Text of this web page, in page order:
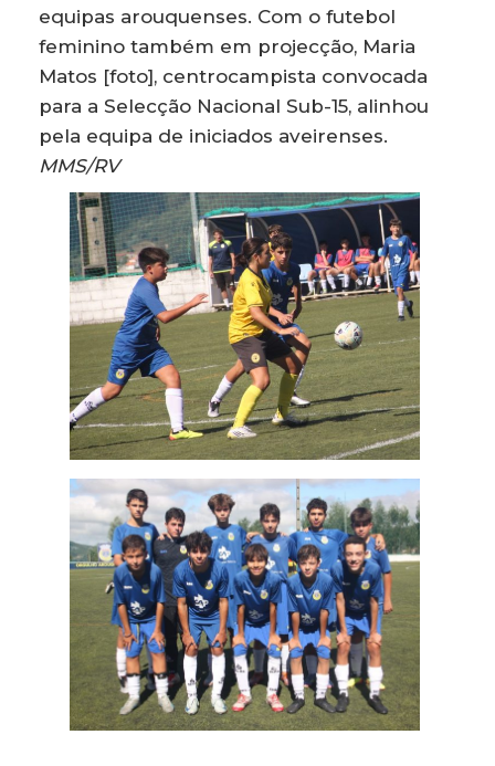
equipas arouquenses. Com o futebol
feminino também em projecção, Maria
Matos [foto], centrocampista convocada
para a Selecção Nacional Sub-15, alinhou
pela equipa de iniciados aveirenses.
MMS/RV